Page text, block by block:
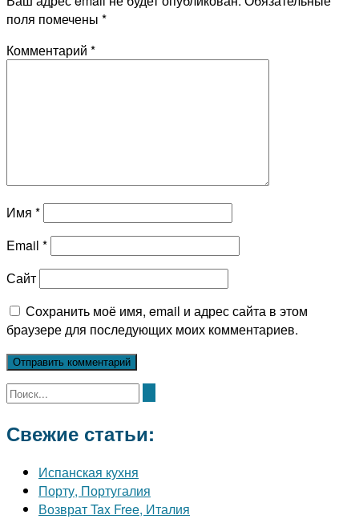
поля помечены *
Комментарий *
Имя *
Email *
Сайт
Сохранить моё имя, email и адрес сайта в этом
браузере для последующих моих комментариев.
Свежие статьи:
Испанская кухня
Порту, Португалия
Возврат Tax Free, Италия